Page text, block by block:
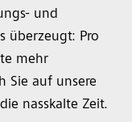
und
überzeugt: Pro
mehr
Sie auf unsere
nasskalte Zeit.